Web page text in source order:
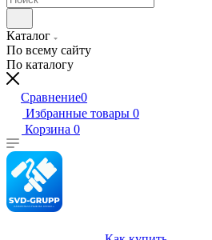
Каталог
По всему сайту
По каталогу
Сравнение0
Избранные товары 0
Корзина 0